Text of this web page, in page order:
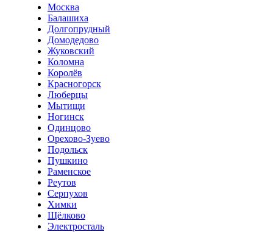
Москва
Балашиха
Долгопрудный
Домодедово
Жуковский
Коломна
Королёв
Красногорск
Люберцы
Мытищи
Ногинск
Одинцово
Орехово-Зуево
Подольск
Пушкино
Раменское
Реутов
Серпухов
Химки
Щёлково
Электросталь